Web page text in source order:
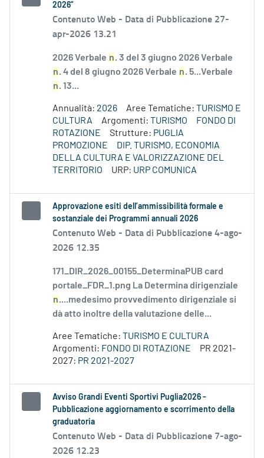
2026”
Contenuto Web - Data di Pubblicazione 27-
apr-2026 13.21
2026 Verbale n. 3 del 3 giugno 2026 Verbale
n. 4 del 8 giugno 2026 Verbale n. 5...Verbale
n. 13...
Annualità: 2026 Aree Tematiche: TURISMO E
CULTURA
Argomenti: TURISMO
FONDO DI
ROTAZIONE
Strutture: PUGLIA
PROMOZIONE
DIP. TURISMO, ECONOMIA
DELLA CULTURA E VALORIZZAZIONE DEL
TERRITORIO
URP: URP COMUNICA
Approvazione esiti dell’ammissibilità formale e
sostanziale dei Programmi annuali 2026
Contenuto Web - Data di Pubblicazione 4-ago-
2026 12.35
171_DIR_2026_00155_DeterminaPUB card
portale_FDR_1.png La Determina dirigenziale
n....medesimo provvedimento dirigenziale si
dà atto inoltre della valutazione delle...
Aree Tematiche: TURISMO E CULTURA
Argomenti: FONDO DI ROTAZIONE
PR 2021-
2027: PR 2021-2027
Avviso Grandi Eventi Sportivi Puglia2026 -
Pubblicazione aggiornamento e scorrimento della
graduatoria
Contenuto Web - Data di Pubblicazione 7-ago-
2026 12.23